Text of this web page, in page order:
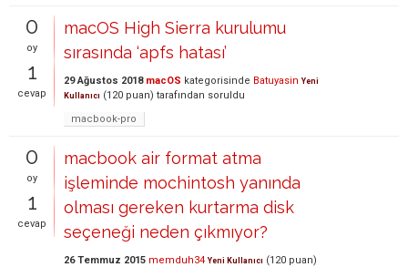
0
oy
1
cevap
macOS High Sierra kurulumu
sırasında ‘apfs hatası’
29 Ağustos 2018 macOS kategorisinde Batuyasin Yeni
Kullanıcı (120 puan) tarafından soruldu
macbook-pro
0
oy
1
cevap
macbook air format atma
işleminde mochintosh yanında
olması gereken kurtarma disk
seçeneği neden çıkmıyor?
26 Temmuz 2015 memduh34 Yeni Kullanıcı (120 puan)